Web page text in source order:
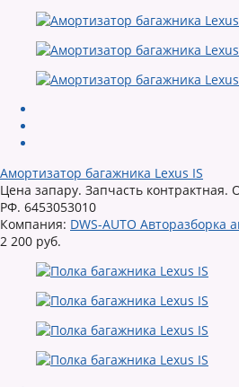
Амортизатор багажника Lexus IS
Цена запару. Запчасть контрактная.
РФ. 6453053010
Компания: DWS-AUTO Авторазборка
2 200 руб.